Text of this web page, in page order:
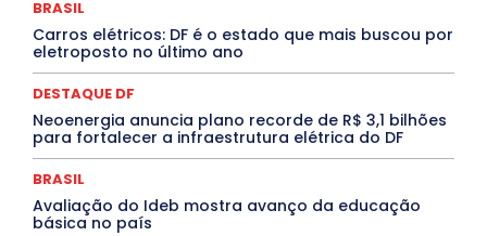
Saúde Agora
SEGURANÇA
Soltando o Verbo
TÁ FROID?
TEATRO TECNOLOGIA
TIC TAC
Tocantins
BRASIL
Carros elétricos: DF é o estado que mais buscou por
eletroposto no último ano
DESTAQUE DF
Neoenergia anuncia plano recorde de R$ 3,1 bilhões
para fortalecer a infraestrutura elétrica do DF
BRASIL
Avaliação do Ideb mostra avanço da educação
básica no país